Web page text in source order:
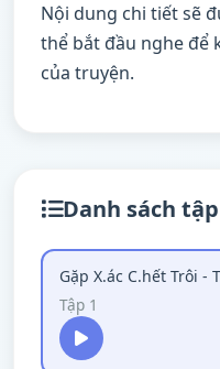
Nội dung chi tiết sẽ
thể bắt đầu nghe để
của truyện.
Danh sách
Gặp X.ác C.hết Trôi -
Tập 1